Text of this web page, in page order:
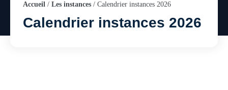
Accueil / Les instances / Calendrier instances 2026
Calendrier instances 2026